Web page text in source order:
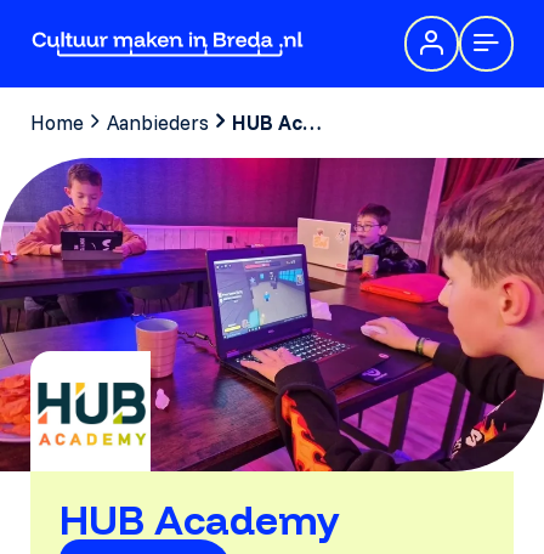
Home Aanbieders HUB Academy
HUB Academy